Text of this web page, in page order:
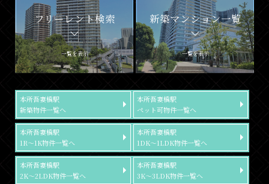
フリーレント検索
一覧を表示
新築マンション一覧
一覧を表示
本所吾妻橋駅
新築物件一覧へ
本所吾妻橋駅
ペット可物件一覧へ
本所吾妻橋駅
1R～1K物件一覧へ
本所吾妻橋駅
1DK～1LDK物件一覧へ
本所吾妻橋駅
2K～2LDK物件一覧へ
本所吾妻橋駅
3K～3LDK物件一覧へ